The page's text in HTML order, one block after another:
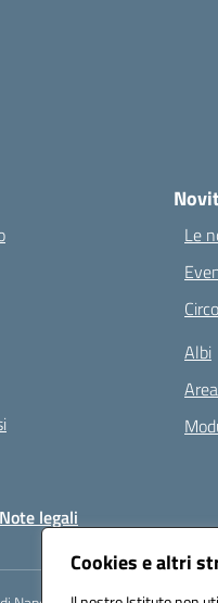
Cookies e altri
Le
Albi
Note legali